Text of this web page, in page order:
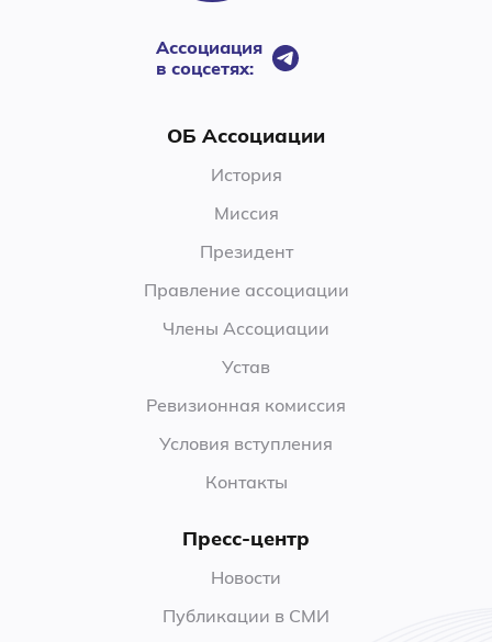
Ассоциация
в соцсетях:
ОБ Ассоциации
История
Миссия
Президент
Правление ассоциации
Члены Ассоциации
Устав
Ревизионная комиссия
Условия вступления
Контакты
Пресс-центр
Новости
Публикации в СМИ